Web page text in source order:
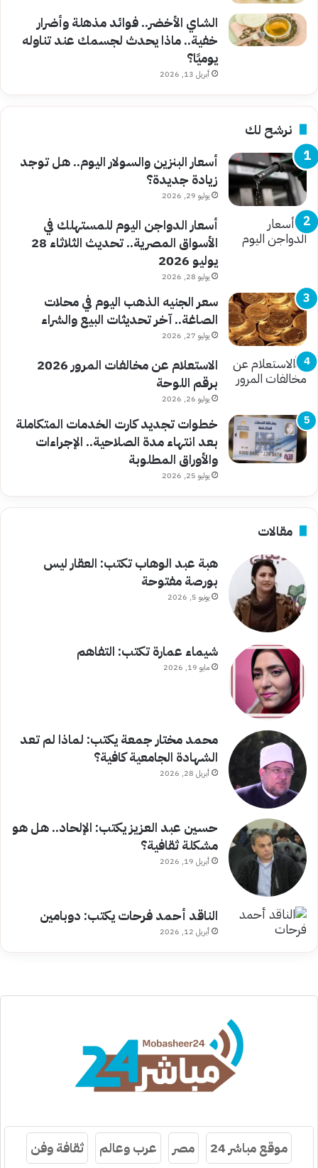
الشاي الأخضر.. فوائد مذهلة وأضرار
خفية.. ماذا يحدث لجسمك عند تناوله
يوميًا؟
أبريل 13, 2026
نرشح لك
أسعار البنزين والسولار اليوم.. هل توجد
زيادة جديدة؟
يوليو 29, 2026
أسعار الدواجن اليوم للمستهلك في
الأسواق المصرية.. تحديث الثلاثاء 28
يوليو 2026
يوليو 28, 2026
سعر الجنيه الذهب اليوم في محلات
الصاغة.. آخر تحديثات البيع والشراء
يوليو 27, 2026
الاستعلام عن مخالفات المرور 2026
برقم اللوحة
يوليو 26, 2026
خطوات تجديد كارت الخدمات المتكاملة
بعد انتهاء مدة الصلاحية.. الإجراءات
والأوراق المطلوبة
يوليو 25, 2026
مقالات
هبة عبد الوهاب تكتب: العقار ليس
بورصة مفتوحة
يونيو 5, 2026
شيماء عمارة تكتب: التفاهم
مايو 19, 2026
محمد مختار جمعة يكتب: لماذا لم تعد
الشهادة الجامعية كافية؟
أبريل 28, 2026
حسين عبد العزيز يكتب: الإلحاد.. هل هو
مشكلة ثقافية؟
أبريل 19, 2026
الناقد أحمد فرحات يكتب: دوبامين
أبريل 12, 2026
موقع مباشر 24 مصر عرب وعالم ثقافة وفن